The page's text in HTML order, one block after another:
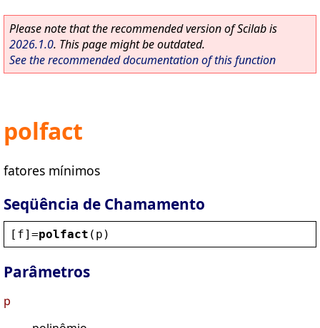
Please note that the recommended version of Scilab is
2026.1.0. This page might be outdated.
See the recommended documentation of this function
polfact
fatores mínimos
Seqüência de Chamamento
[ f]=polfact ( p )
Parâmetros
p